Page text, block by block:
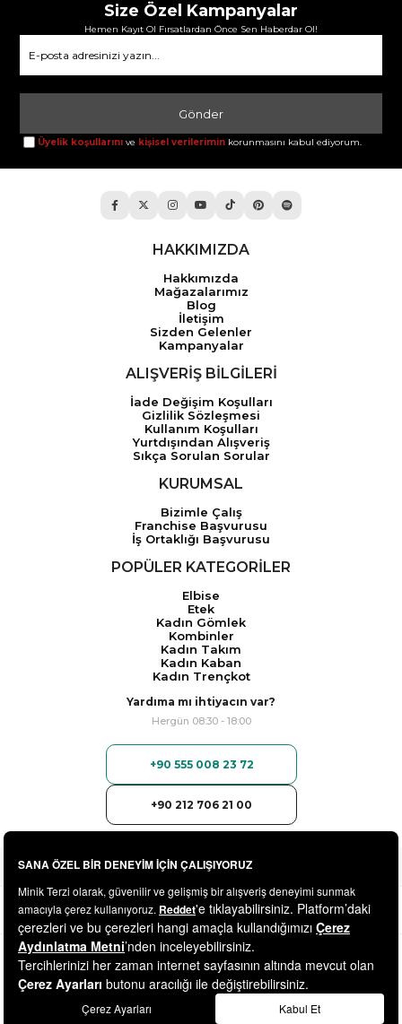
Size Özel Kampanyalar
Hemen Kayıt Ol Fırsatlardan Önce Sen Haberdar Ol!
Gönder
Üyelik koşullarını ve kişisel verilerimin korunmasını kabul ediyorum.
HAKKIMIZDA
Hakkımızda
Mağazalarımız
Blog
İletişim
Sizden Gelenler
Kampanyalar
ALIŞVERİŞ BİLGİLERİ
İade Değişim Koşulları
Gizlilik Sözleşmesi
Kullanım Koşulları
Yurtdışından Alışveriş
Sıkça Sorulan Sorular
KURUMSAL
Bizimle Çalış
Franchise Başvurusu
İş Ortaklığı Başvurusu
POPÜLER KATEGORİLER
Elbise
Etek
Kadın Gömlek
Kombinler
Kadın Takım
Kadın Kaban
Kadın Trençkot
Yardıma mı ihtiyacın var?
Hergün 08:30 - 18:00
+90 555 008 23 72
+90 212 706 21 00
© 2025minikterzi.com - Tüm Hakları Saklıdır.